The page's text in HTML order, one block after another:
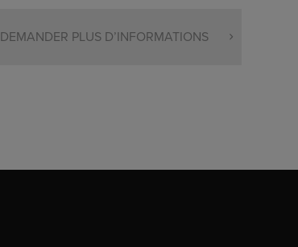
DEMANDER PLUS D’INFORMATIONS